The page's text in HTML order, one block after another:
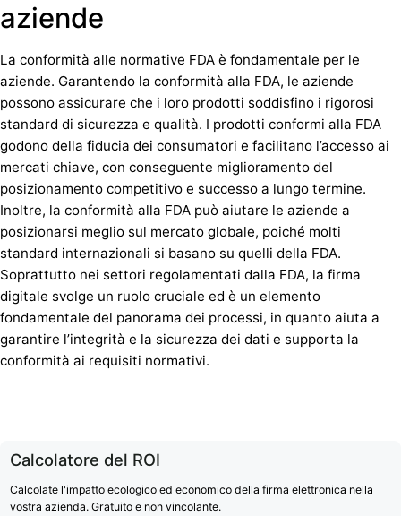
aziende
La conformità alle normative FDA è fondamentale per le
aziende. Garantendo la conformità alla FDA, le aziende
possono assicurare che i loro prodotti soddisfino i rigorosi
standard di sicurezza e qualità. I prodotti conformi alla FDA
godono della fiducia dei consumatori e facilitano l’accesso ai
mercati chiave, con conseguente miglioramento del
posizionamento competitivo e successo a lungo termine.
Inoltre, la conformità alla FDA può aiutare le aziende a
posizionarsi meglio sul mercato globale, poiché molti
standard internazionali si basano su quelli della FDA.
Soprattutto nei settori regolamentati dalla FDA, la firma
digitale svolge un ruolo cruciale ed è un elemento
fondamentale del panorama dei processi, in quanto aiuta a
garantire l’integrità e la sicurezza dei dati e supporta la
conformità ai requisiti normativi.
Calcolatore del ROI
Calcolate l'impatto ecologico ed economico della firma elettronica nella
vostra azienda. Gratuito e non vincolante.